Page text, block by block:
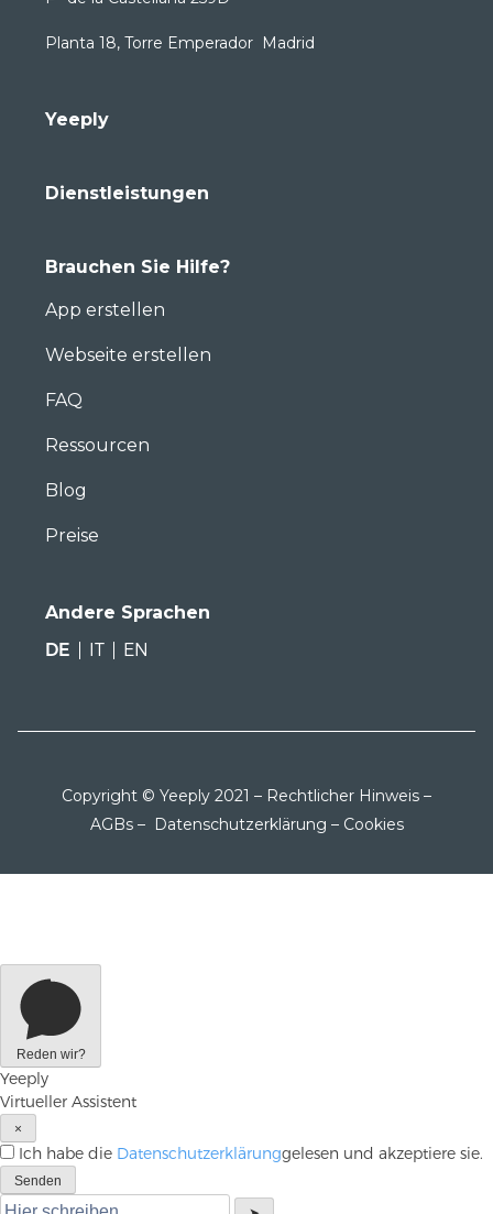
Planta 18, Torre Emperador Madrid
Yeeply
Dienstleistungen
Brauchen Sie Hilfe?
App erstellen
Webseite erstellen
FAQ
Ressourcen
Blog
Preise
Andere Sprachen
DE
IT EN
Copyright © Yeeply 2021 – Rechtlicher Hinweis –
AGBs– Datenschutzerklärung – Cookies
Reden wir?
Yeeply
Virtueller Assistent
×
Ich habe die Datenschutzerklärunggelesen und akzeptiere sie.
Senden